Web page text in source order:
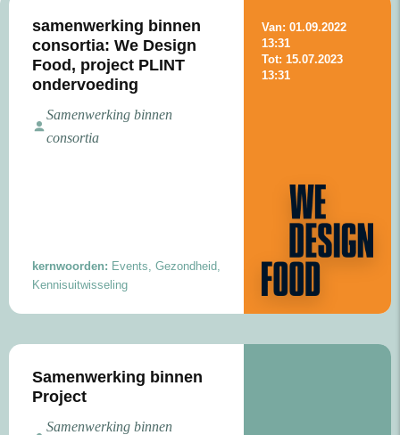
samenwerking binnen
consortia: We Design
Food, project PLINT
ondervoeding
Samenwerking binnen
consortia
kernwoorden: Events, Gezondheid,
Kennisuitwisseling
Van: 01.09.2022
13:31
Tot: 15.07.2023
13:31
Samenwerking binnen
Project
Samenwerking binnen